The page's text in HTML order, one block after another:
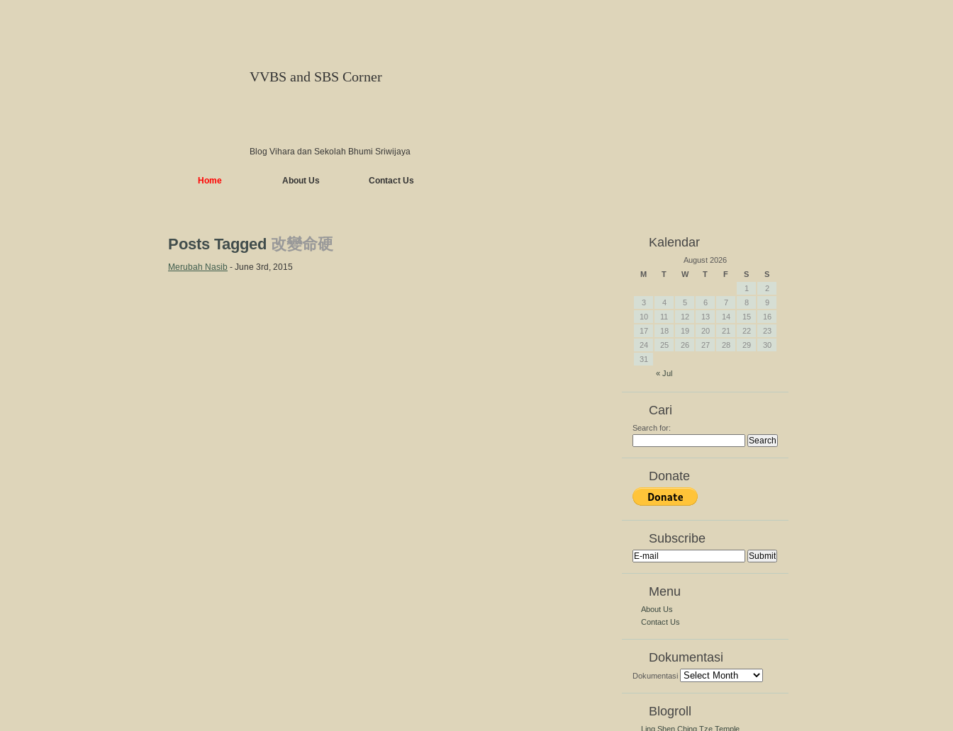
VVBS and SBS Corner
Blog Vihara dan Sekolah Bhumi Sriwijaya
Home About Us Contact Us
Posts Tagged 改變命硬
Merubah Nasib - June 3rd, 2015
Kalendar
August 2026
M
T W T F S S
« Jul
1
2
3
4 5 6 7 8
9
10
11 12 13 14 15
16
17
18 19 20 21 22
23
24
25 26 27 28 29
30
31
Cari
Search for:
Donate
Subscribe
Menu
About Us
Contact Us
Dokumentasi
Dokumentasi
Blogroll
Ling Shen Ching Tze Temple